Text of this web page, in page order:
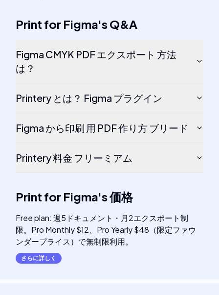
Print for Figma'sQ&A
Figma CMYK PDF エクスポート 方法
は？
Printery とは？ Figma プラグイン
Figma から印刷 用 PDF 作り方 ブリード
Printery 料金 フリーミアム
Print for Figma's価格
Free plan: 週5ドキュメント・月2エクスポート制
限。Pro Monthly $12、Pro Yearly $48（限定ファウ
ンダープライス）で無制限利用。
さらに詳しく